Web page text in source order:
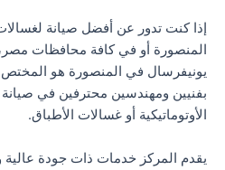
إذا كنت تدور عن أفضل صيانة
المنصورة أو في كافة محافظات
يونيفرسال في المنصورة هو المختص
بفنيين ومهندسين محترفين في صيانة
الأوتوماتيكية أو غسالات الأطباق.
يقدم المركز خدمات ذات جودة عالية